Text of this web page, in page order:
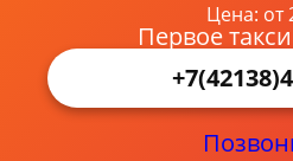
Цена: от
Первое